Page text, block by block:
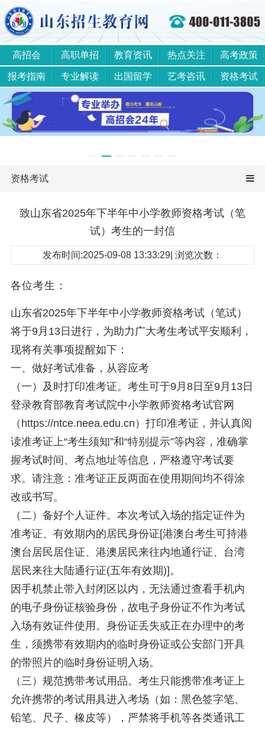
高招会 高职单招 教育资讯 热点关注 高考政策
报考指南 专业解读 出国留学 艺考咨讯 资格考试
资格考试
致山东省2025年下半年中小学教师资格考试（笔
试）考生的一封信
发布时间:2025-09-08 13:33:29| 浏览次数：
各位考生：
山东省2025年下半年中小学教师资格考试（笔试）
将于9月13日进行，为助力广大考生考试平安顺利，
现将有关事项提醒如下：
一、做好考试准备，从容应考
（一）及时打印准考证。考生可于9月8日至9月13日
登录教育部教育考试院中小学教师资格考试官网
（https://ntce.neea.edu.cn）打印准考证，并认真阅
读准考证上“考生须知”和“特别提示”等内容，准确掌
握考试时间、考点地址等信息，严格遵守考试要
求。请注意：准考证正反两面在使用期间均不得涂
改或书写。
（二）备好个人证件。本次考试入场的指定证件为
准考证、有效期内的居民身份证[港澳台考生可持港
澳台居民居住证、港澳居民来往内地通行证、台湾
居民来往大陆通行证(五年有效期)]。
因手机禁止带入封闭区以内，无法通过查看手机内
的电子身份证核验身份，故电子身份证不作为考试
入场有效证件使用。身份证丢失或正在办理中的考
生，须携带有效期内的临时身份证或公安部门开具
的带照片的临时身份证明入场。
（三）规范携带考试用品。考生只能携带准考证上
允许携带的考试用具进入考场（如：黑色签字笔、
铅笔、尺子、橡皮等），严禁将手机等各类通讯工